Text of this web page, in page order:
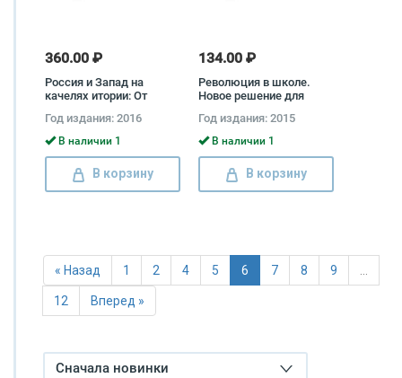
360.00 ₽
Россия и Запад на
качелях итории: От
Берлинской стены.
Год издания: 2016
В наличии 1
В корзину
134.00 ₽
Революция в школе.
Новое решение для
образования Рон Пол
Год издания: 2015
В наличии 1
В корзину
« Назад 1 2 4 5 6 7 8 9 …
12 Вперед »
Сначала новинки